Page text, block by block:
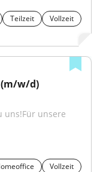
Teilzeit
Vollzeit
w/d)
uns!Für unsere
Vollzeit